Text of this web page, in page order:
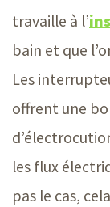
travaille à l’
bain et que
Les
offrent une
les flux
pas le cas,